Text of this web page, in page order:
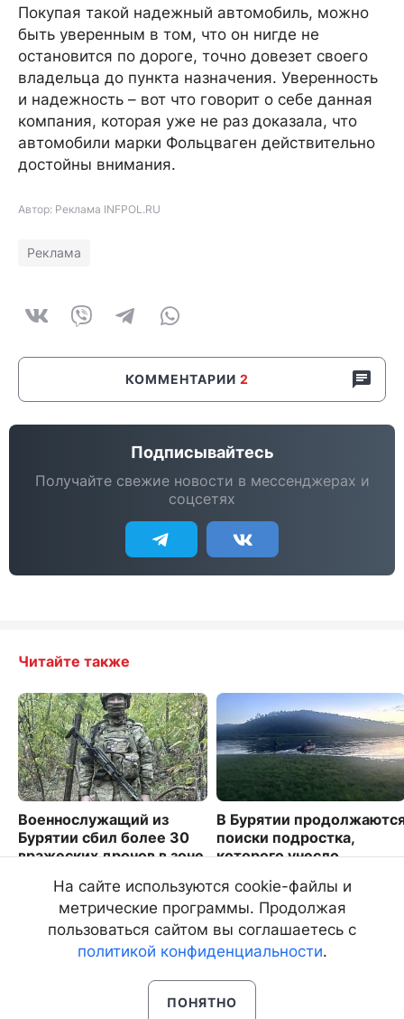
Покупая такой надежный автомобиль, можно
быть уверенным в том, что он нигде не
остановится по дороге, точно довезет своего
владельца до пункта назначения. Уверенность
и надежность – вот что говорит о себе данная
компания, которая уже не раз доказала, что
автомобили марки Фольцваген действительно
достойны внимания.
Автор: Реклама INFPOL.RU
Реклама
КОММЕНТАРИИ 2
Подписывайтесь
Получайте свежие новости в мессенджерах и
соцсетях
Читайте также
Военнослужащий из
Бурятии сбил более 30
вражеских дронов в зоне
В Бурятии
поиски подростка,
которого унесло
4547
На сайте используются cookie-файлы и
метрические программы. Продолжая
пользоваться сайтом вы соглашаетесь с
политикой конфиденциальности.
ПОНЯТНО